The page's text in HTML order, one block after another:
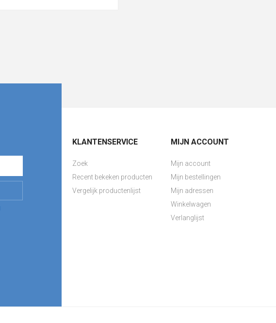
KLANTENSERVICE
Zoek
Recent bekeken producten
Vergelijk productenlijst
MIJN ACCOUNT
Mijn account
Mijn bestellingen
Mijn adressen
Winkelwagen
Verlanglijst